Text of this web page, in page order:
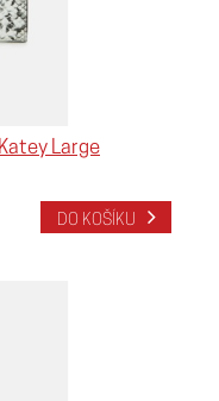
Large
DO KOŠÍKU